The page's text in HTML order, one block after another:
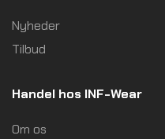
Nyheder
Tilbud
Handel hos INF-Wear
Om os